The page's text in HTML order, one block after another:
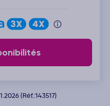
(Réf.:143517)